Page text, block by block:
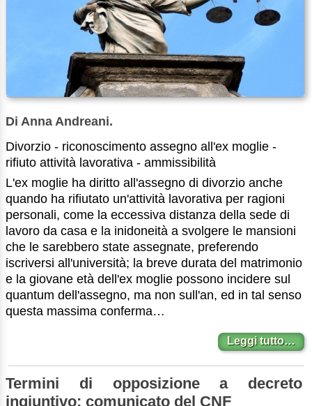
Di Anna Andreani.
Divorzio - riconoscimento assegno all'ex moglie -
rifiuto attività lavorativa - ammissibilità
L'ex moglie ha diritto all'assegno di divorzio anche
quando ha rifiutato un'attività lavorativa per ragioni
personali, come la eccessiva distanza della sede di
lavoro da casa e la inidoneità a svolgere le mansioni
che le sarebbero state assegnate, preferendo
iscriversi all'università; la breve durata del matrimonio
e la giovane età dell'ex moglie possono incidere sul
quantum dell'assegno, ma non sull'an, ed in tal senso
questa massima conferma…
Leggi tutto…
Termini di opposizione a decreto
ingiuntivo: comunicato del CNF